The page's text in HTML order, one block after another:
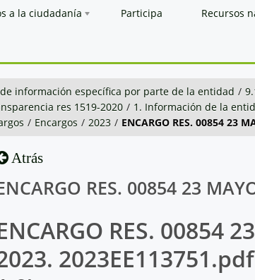
a la ciudadanía Participa Recursos
información específica por parte de la entidad /
res 1519-2020 / 1. Información de la
/ Encargos / 2023 / ENCARGO RES. 00854 23
Atrás
RES. 00854 23
RES. 00854